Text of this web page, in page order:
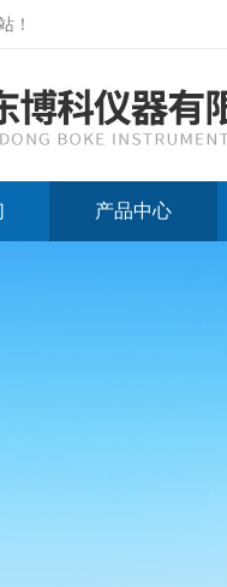
！
产品中心